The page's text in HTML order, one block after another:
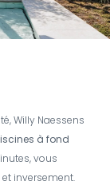
Willy Naessens
à fond
vous
inversement.